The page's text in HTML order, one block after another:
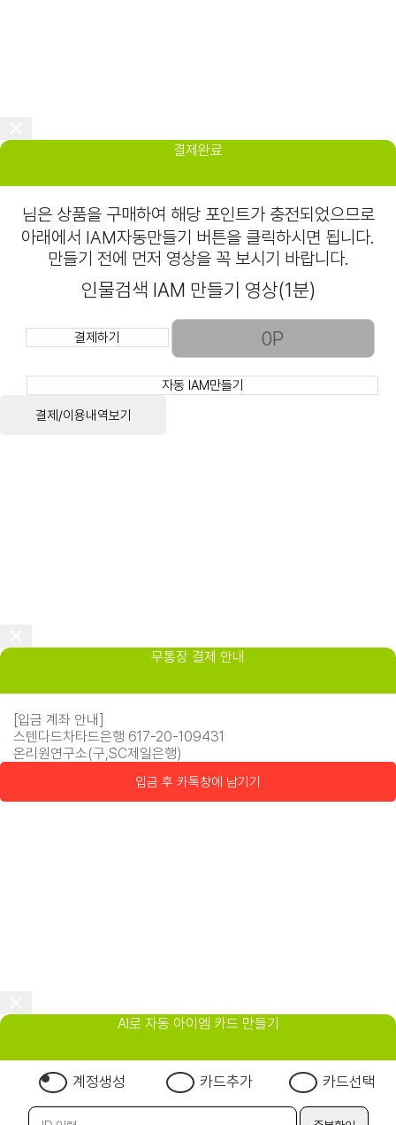
결제완료
님은 상품을 구매하여 해당 포인트가 충전되었으므로
아래에서 IAM자동만들기 버튼을 클릭하시면 됩니다.
만들기 전에 먼저 영상을 꼭 보시기 바랍니다.
인물검색 IAM 만들기 영상(1분)
결제하기
자동 IAM만들기
결제/이용내역보기
무통장 결제 안내
[입금 계좌 안내]
스텐다드차타드은행 617-20-109431
온리원연구소(구,SC제일은행)
입금 후 카톡창에 남기기
AI로 자동 아이엠 카드 만들기
계정생성 카드추가 카드선택